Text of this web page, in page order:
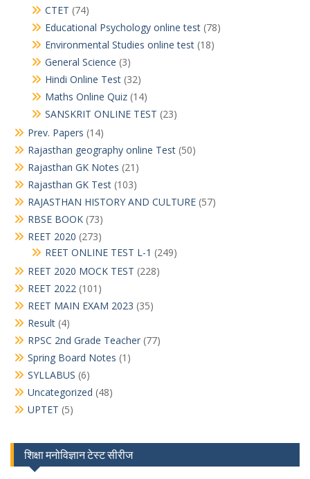
CTET (74)
Educational Psychology online test (78)
Environmental Studies online test (18)
General Science (3)
Hindi Online Test (32)
Maths Online Quiz (14)
SANSKRIT ONLINE TEST (23)
Prev. Papers (14)
Rajasthan geography online Test (50)
Rajasthan GK Notes (21)
Rajasthan GK Test (103)
RAJASTHAN HISTORY AND CULTURE (57)
RBSE BOOK (73)
REET 2020 (273)
REET ONLINE TEST L-1 (249)
REET 2020 MOCK TEST (228)
REET 2022 (101)
REET MAIN EXAM 2023 (35)
Result (4)
RPSC 2nd Grade Teacher (77)
Spring Board Notes (1)
SYLLABUS (6)
Uncategorized (48)
UPTET (5)
शिक्षा मनोविज्ञान टेस्ट सीरीज